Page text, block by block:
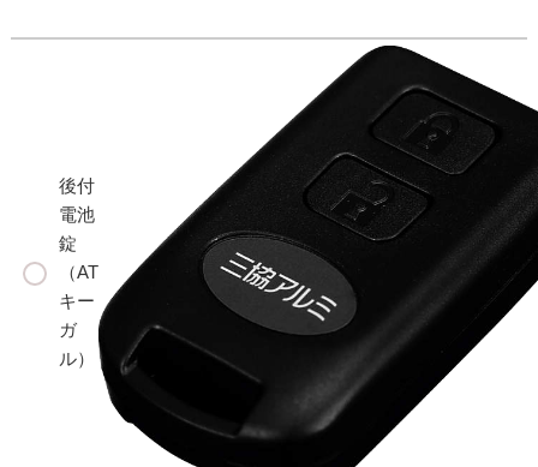
後付
電池
錠
（AT
キー
ガ
ル）